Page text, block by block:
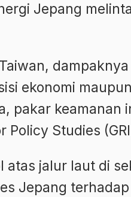
Jepang
ekonomi
pakar keamanan
Studies
atas jalur laut di
Jepang